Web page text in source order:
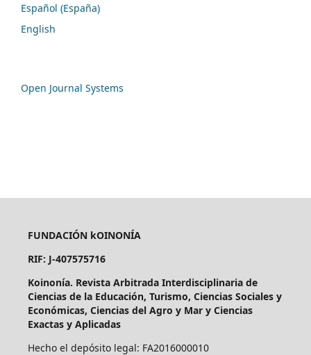
Español (España)
English
Open Journal Systems
FUNDACIÓN kOINONÍA
RIF: J-407575716
Koinonía. Revista Arbitrada Interdisciplinaria de
Ciencias de la Educación, Turismo, Ciencias Sociales y
Económicas, Ciencias del Agro y Mar y Ciencias
Exactas y Aplicadas
Hecho el depósito legal: FA2016000010